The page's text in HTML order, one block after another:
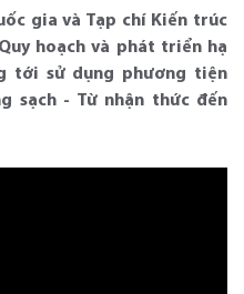
gia và Tạp chí Kiến trúc
hoạch và phát triển hạ
tới sử dụng phương tiện
sạch - Từ nhận thức đến